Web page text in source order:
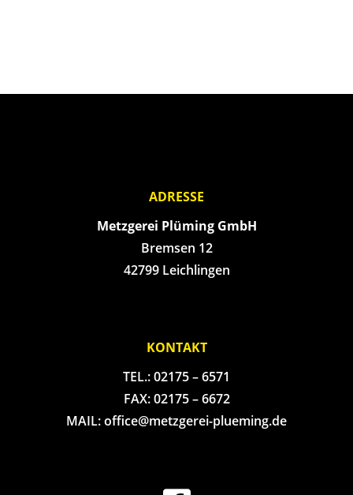
ADRESSE
Metzgerei Plüming GmbH
Bremsen 12
42799 Leichlingen
KONTAKT
TEL.: 02175 – 6571
FAX: 02175 – 6672
MAIL: office@metzgerei-plueming.de